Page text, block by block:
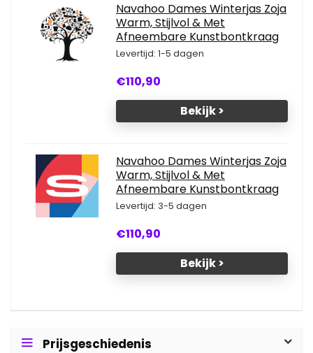
Navahoo Dames Winterjas Zoja
Warm, Stijlvol & Met
Afneembare Kunstbontkraag
Levertijd: 1-5 dagen
€110,90
Bekijk >
Navahoo Dames Winterjas Zoja
Warm, Stijlvol & Met
Afneembare Kunstbontkraag
Levertijd: 3-5 dagen
€110,90
Bekijk >
Prijsgeschiedenis